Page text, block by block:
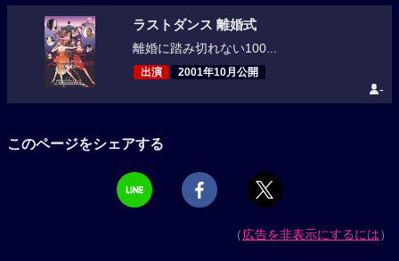
ラストダンス 離婚式
離婚に踏み切れない100...
出演 2001年10月公開
-
このページをシェアする
（広告を非表示にするには）